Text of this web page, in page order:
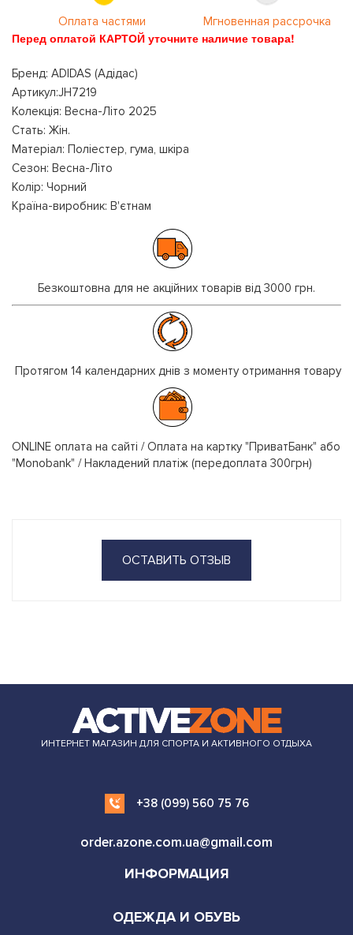
Оплата частями Мгновенная рассрочка
Перед оплатой КАРТОЙ уточните наличие товара!
Бренд: ADIDAS (Адідас)
Артикул:JH7219
Колекція: Весна-Літо 2025
Стать: Жін.
Матеріал: Поліестер, гума, шкіра
Сезон: Весна-Літо
Колір: Чорний
Країна-виробник: В'єтнам
Безкоштовна для не акційних товарів від 3000 грн.
Протягом 14 календарних днів з моменту отримання товару
ONLINE оплата на сайті / Оплата на картку "ПриватБанк" або
"Monobank" / Накладений платіж (передоплата 300грн)
ОСТАВИТЬ ОТЗЫВ
ИНТЕРНЕТ МАГАЗИН ДЛЯ СПОРТА И АКТИВНОГО ОТДЫХА
+38 (099) 560 75 76
order.azone.com.ua@gmail.com
ИНФОРМАЦИЯ
ОДЕЖДА И ОБУВЬ